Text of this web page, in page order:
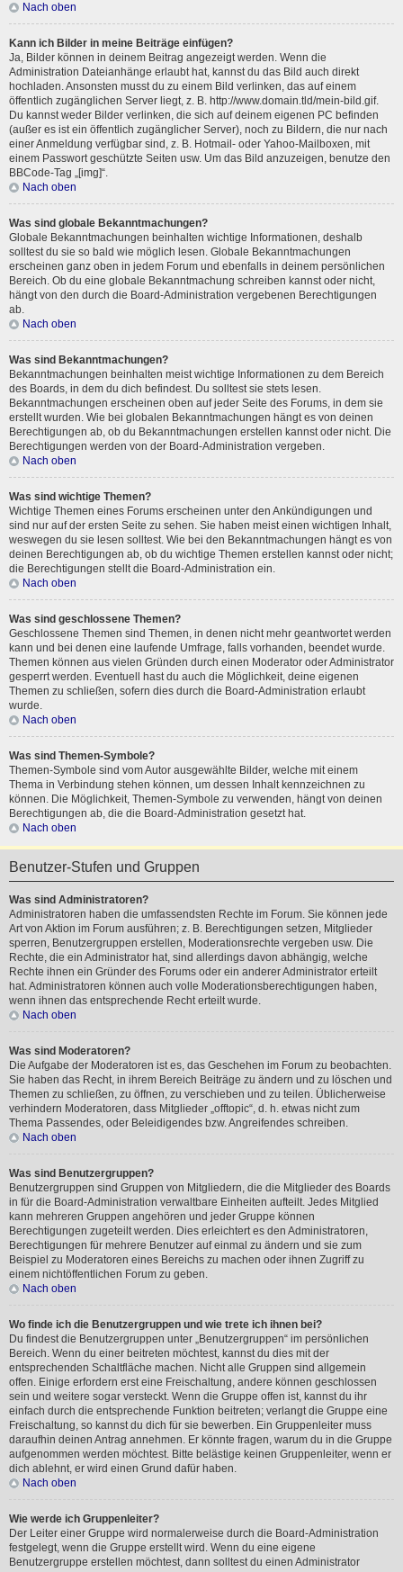
Nach oben
Kann ich Bilder in meine Beiträge einfügen?
Ja, Bilder können in deinem Beitrag angezeigt werden. Wenn die
Administration Dateianhänge erlaubt hat, kannst du das Bild auch direkt
hochladen. Ansonsten musst du zu einem Bild verlinken, das auf einem
öffentlich zugänglichen Server liegt, z. B. http://www.domain.tld/mein-bild.gif.
Du kannst weder Bilder verlinken, die sich auf deinem eigenen PC befinden
(außer es ist ein öffentlich zugänglicher Server), noch zu Bildern, die nur nach
einer Anmeldung verfügbar sind, z. B. Hotmail- oder Yahoo-Mailboxen, mit
einem Passwort geschützte Seiten usw. Um das Bild anzuzeigen, benutze den
BBCode-Tag „[img]“.
Nach oben
Was sind globale Bekanntmachungen?
Globale Bekanntmachungen beinhalten wichtige Informationen, deshalb
solltest du sie so bald wie möglich lesen. Globale Bekanntmachungen
erscheinen ganz oben in jedem Forum und ebenfalls in deinem persönlichen
Bereich. Ob du eine globale Bekanntmachung schreiben kannst oder nicht,
hängt von den durch die Board-Administration vergebenen Berechtigungen
ab.
Nach oben
Was sind Bekanntmachungen?
Bekanntmachungen beinhalten meist wichtige Informationen zu dem Bereich
des Boards, in dem du dich befindest. Du solltest sie stets lesen.
Bekanntmachungen erscheinen oben auf jeder Seite des Forums, in dem sie
erstellt wurden. Wie bei globalen Bekanntmachungen hängt es von deinen
Berechtigungen ab, ob du Bekanntmachungen erstellen kannst oder nicht. Die
Berechtigungen werden von der Board-Administration vergeben.
Nach oben
Was sind wichtige Themen?
Wichtige Themen eines Forums erscheinen unter den Ankündigungen und
sind nur auf der ersten Seite zu sehen. Sie haben meist einen wichtigen Inhalt,
weswegen du sie lesen solltest. Wie bei den Bekanntmachungen hängt es von
deinen Berechtigungen ab, ob du wichtige Themen erstellen kannst oder nicht;
die Berechtigungen stellt die Board-Administration ein.
Nach oben
Was sind geschlossene Themen?
Geschlossene Themen sind Themen, in denen nicht mehr geantwortet werden
kann und bei denen eine laufende Umfrage, falls vorhanden, beendet wurde.
Themen können aus vielen Gründen durch einen Moderator oder Administrator
gesperrt werden. Eventuell hast du auch die Möglichkeit, deine eigenen
Themen zu schließen, sofern dies durch die Board-Administration erlaubt
wurde.
Nach oben
Was sind Themen-Symbole?
Themen-Symbole sind vom Autor ausgewählte Bilder, welche mit einem
Thema in Verbindung stehen können, um dessen Inhalt kennzeichnen zu
können. Die Möglichkeit, Themen-Symbole zu verwenden, hängt von deinen
Berechtigungen ab, die die Board-Administration gesetzt hat.
Nach oben
Benutzer-Stufen und Gruppen
Was sind Administratoren?
Administratoren haben die umfassendsten Rechte im Forum. Sie können jede
Art von Aktion im Forum ausführen; z. B. Berechtigungen setzen, Mitglieder
sperren, Benutzergruppen erstellen, Moderationsrechte vergeben usw. Die
Rechte, die ein Administrator hat, sind allerdings davon abhängig, welche
Rechte ihnen ein Gründer des Forums oder ein anderer Administrator erteilt
hat. Administratoren können auch volle Moderationsberechtigungen haben,
wenn ihnen das entsprechende Recht erteilt wurde.
Nach oben
Was sind Moderatoren?
Die Aufgabe der Moderatoren ist es, das Geschehen im Forum zu beobachten.
Sie haben das Recht, in ihrem Bereich Beiträge zu ändern und zu löschen und
Themen zu schließen, zu öffnen, zu verschieben und zu teilen. Üblicherweise
verhindern Moderatoren, dass Mitglieder „offtopic“, d. h. etwas nicht zum
Thema Passendes, oder Beleidigendes bzw. Angreifendes schreiben.
Nach oben
Was sind Benutzergruppen?
Benutzergruppen sind Gruppen von Mitgliedern, die die Mitglieder des Boards
in für die Board-Administration verwaltbare Einheiten aufteilt. Jedes Mitglied
kann mehreren Gruppen angehören und jeder Gruppe können
Berechtigungen zugeteilt werden. Dies erleichtert es den Administratoren,
Berechtigungen für mehrere Benutzer auf einmal zu ändern und sie zum
Beispiel zu Moderatoren eines Bereichs zu machen oder ihnen Zugriff zu
einem nichtöffentlichen Forum zu geben.
Nach oben
Wo finde ich die Benutzergruppen und wie trete ich ihnen bei?
Du findest die Benutzergruppen unter „Benutzergruppen“ im persönlichen
Bereich. Wenn du einer beitreten möchtest, kannst du dies mit der
entsprechenden Schaltfläche machen. Nicht alle Gruppen sind allgemein
offen. Einige erfordern erst eine Freischaltung, andere können geschlossen
sein und weitere sogar versteckt. Wenn die Gruppe offen ist, kannst du ihr
einfach durch die entsprechende Funktion beitreten; verlangt die Gruppe eine
Freischaltung, so kannst du dich für sie bewerben. Ein Gruppenleiter muss
daraufhin deinen Antrag annehmen. Er könnte fragen, warum du in die Gruppe
aufgenommen werden möchtest. Bitte belästige keinen Gruppenleiter, wenn er
dich ablehnt, er wird einen Grund dafür haben.
Nach oben
Wie werde ich Gruppenleiter?
Der Leiter einer Gruppe wird normalerweise durch die Board-Administration
festgelegt, wenn die Gruppe erstellt wird. Wenn du eine eigene
Benutzergruppe erstellen möchtest, dann solltest du einen Administrator